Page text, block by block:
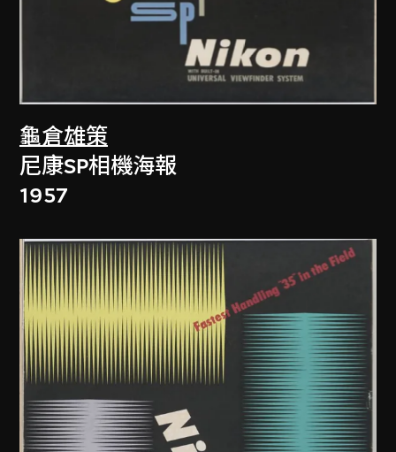
龜倉雄策
尼康SP相機海報
1957